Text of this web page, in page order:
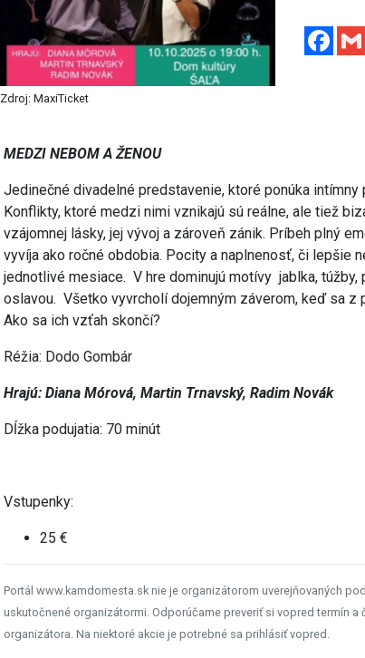
Zdroj: MaxiTicket
MEDZI NEBOM A ŽENOU
Jedinečné divadelné predstavenie, ktoré ponúka intímny
Konflikty, ktoré medzi nimi vznikajú sú reálne, ale tiež
vzájomnej lásky, jej vývoj a zároveň zánik. Príbeh plný
vyvíja ako ročné obdobia. Pocity a naplnenosť, či lepšie
jednotlivé mesiace. V hre dominujú motívy jablka,
oslavou. Všetko vyvrcholí dojemným záverom, keď sa z
Ako sa ich vzťah skončí?
Réžia: Dodo Gombár
Hrajú: Diana Mórová, Martin Trnavský, Radim Novák
Dĺžka podujatia: 70 minút
Vstupenky:
25 €
Portál www.kamdomesta.sk nie je organizátorom uverejňovaných
uskutočnené organizátormi. Odporúčame preveriť si vopred termín a
organizátora. Na niektoré akcie je potrebné sa prihlásiť vopred.